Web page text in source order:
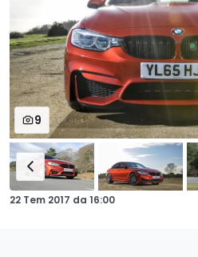
9
22 Tem 2017 da 16:00